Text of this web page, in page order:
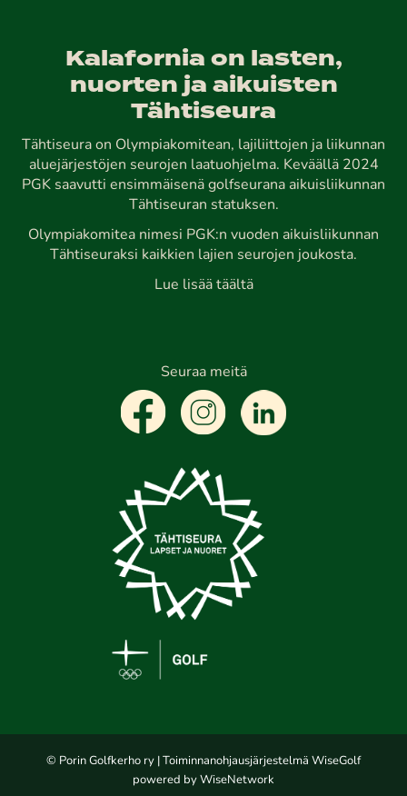
Kalafornia on lasten,
nuorten ja aikuisten
Tähtiseura
Tähtiseura on Olympiakomitean, lajiliittojen ja liikunnan
aluejärjestöjen seurojen laatuohjelma. Keväällä 2024
PGK saavutti ensimmäisenä golfseurana aikuisliikunnan
Tähtiseuran statuksen.
Olympiakomitea nimesi PGK:n vuoden aikuisliikunnan
Tähtiseuraksi kaikkien lajien seurojen joukosta.
Lue lisää täältä
Seuraa meitä
© Porin Golfkerho ry | Toiminnanohjausjärjestelmä WiseGolf
powered by WiseNetwork